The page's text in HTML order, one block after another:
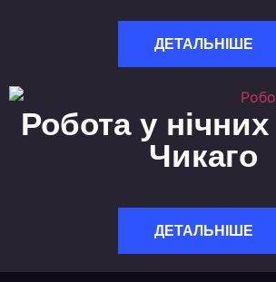
ДЕТАЛЬНІШЕ
Робота у
Чикаго
ДЕТАЛЬНІШЕ